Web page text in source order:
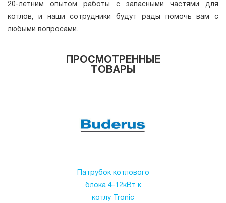
20-летним опытом работы с запасными частями для
котлов, и наши сотрудники будут рады помочь вам с
любыми вопросами.
ПРОСМОТРЕННЫЕ
ТОВАРЫ
Патрубок котлового
блока 4-12кВт к
котлу Tronic